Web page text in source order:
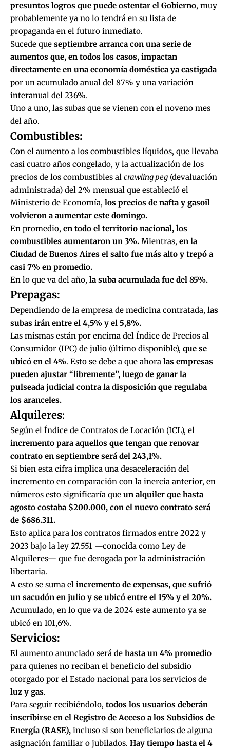
presuntos logros que puede ostentar el Gobierno, muy
probablemente ya no lo tendrá en su lista de
propaganda en el futuro inmediato.
Sucede que septiembre arranca con una serie de
aumentos que, en todos los casos, impactan
directamente en una economía doméstica ya castigada
por un acumulado anual del 87% y una variación
interanual del 236%.
Uno a uno, las subas que se vienen con el noveno mes
del año.
Combustibles:
Con el aumento a los combustibles líquidos, que llevaba
casi cuatro años congelado, y la actualización de los
precios de los combustibles al crawling peg (devaluación
administrada) del 2% mensual que estableció el
Ministerio de Economía, los precios de nafta y gasoil
volvieron a aumentar este domingo.
En promedio, en todo el territorio nacional, los
combustibles aumentaron un 3%. Mientras, en la
Ciudad de Buenos Aires el salto fue más alto y trepó a
casi 7% en promedio.
En lo que va del año, la suba acumulada fue del 85%.
Prepagas:
Dependiendo de la empresa de medicina contratada, las
subas irán entre el 4,5% y el 5,8%.
Las mismas están por encima del Índice de Precios al
Consumidor (IPC) de julio (último disponible), que se
ubicó en el 4%. Esto se debe a que ahora las empresas
pueden ajustar “libremente”, luego de ganar la
pulseada judicial contra la disposición que regulaba
los aranceles.
Alquileres:
Según el Índice de Contratos de Locación (ICL), el
incremento para aquellos que tengan que renovar
contrato en septiembre será del 243,1%.
Si bien esta cifra implica una desaceleración del
incremento en comparación con la inercia anterior, en
números esto significaría que un alquiler que hasta
agosto costaba $200.000, con el nuevo contrato será
de $686.311.
Esto aplica para los contratos firmados entre 2022 y
2023 bajo la ley 27.551 —conocida como Ley de
Alquileres— que fue derogada por la administración
libertaria.
A esto se suma el incremento de expensas, que sufrió
un sacudón en julio y se ubicó entre el 15% y el 20%.
Acumulado, en lo que va de 2024 este aumento ya se
ubicó en 101,6%.
Servicios:
El aumento anunciado será de hasta un 4% promedio
para quienes no reciban el beneficio del subsidio
otorgado por el Estado nacional para los servicios de
luz y gas.
Para seguir recibiéndolo, todos los usuarios deberán
inscribirse en el Registro de Acceso a los Subsidios de
Energía (RASE), incluso si son beneficiarios de alguna
asignación familiar o jubilados. Hay tiempo hasta el 4